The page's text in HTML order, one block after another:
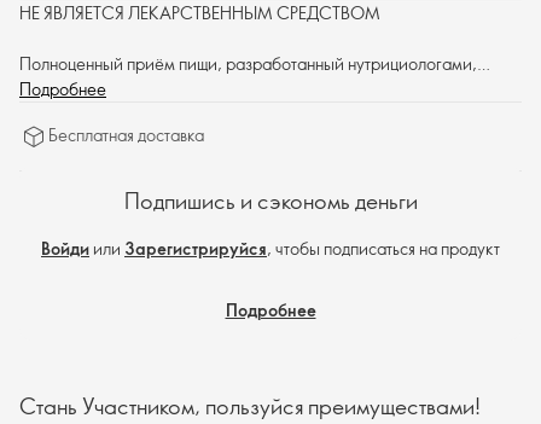
НЕ ЯВЛЯЕТСЯ ЛЕКАРСТВЕННЫМ СРЕДСТВОМ
Полноценный приём пищи, разработанный нутрициологами,
который позволяет снижать и поддерживать вес. Просто смешай с
вариант завтрака, обеда или ужина.
Подробнее
Бесплатная доставка
Подпишись и сэкономь деньги
Войди или Зарегистрируйся, чтобы подписаться на продукт
Подробнее
Стань Участником, пользуйся преимуществами!